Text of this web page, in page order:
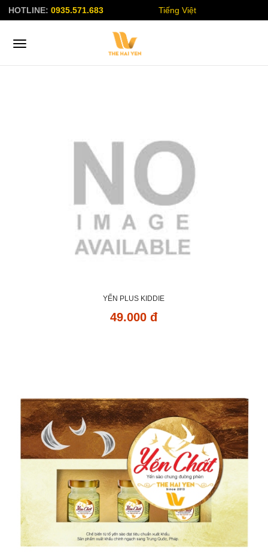
HOTLINE: 0935.571.683 Tiếng Việt
YẾN PLUS KIDDIE
49.000 đ